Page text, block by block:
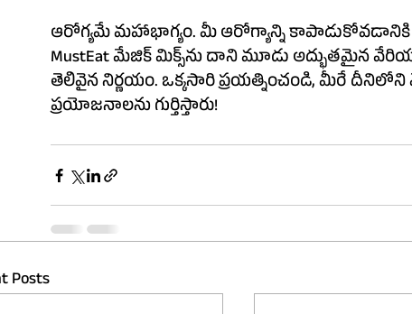
ఆరోగ్యమే మహాభాగ్యం. మీ ఆరోగ్యాన్ని కాపాడుకోవడానికి
MustEat మేజిక్ మిక్స్‌ను దాని మూడు అద్భుతమైన వేరియంట్‌లలో మీ ఆహారంలో చేర్చుకోవడం ఒక
తెలివైన నిర్ణయం. ఒక్కసారి ప్రయత్నించండి, మీరే దీనిలోని మేజిక్‌ను మరియు ఒక్కో వేరియంట్
ప్రయోజనాలను గుర్తిస్తారు!
Posts